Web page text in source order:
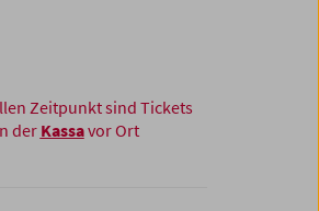
Zeitpunkt sind Tickets
der Kassavor Ort